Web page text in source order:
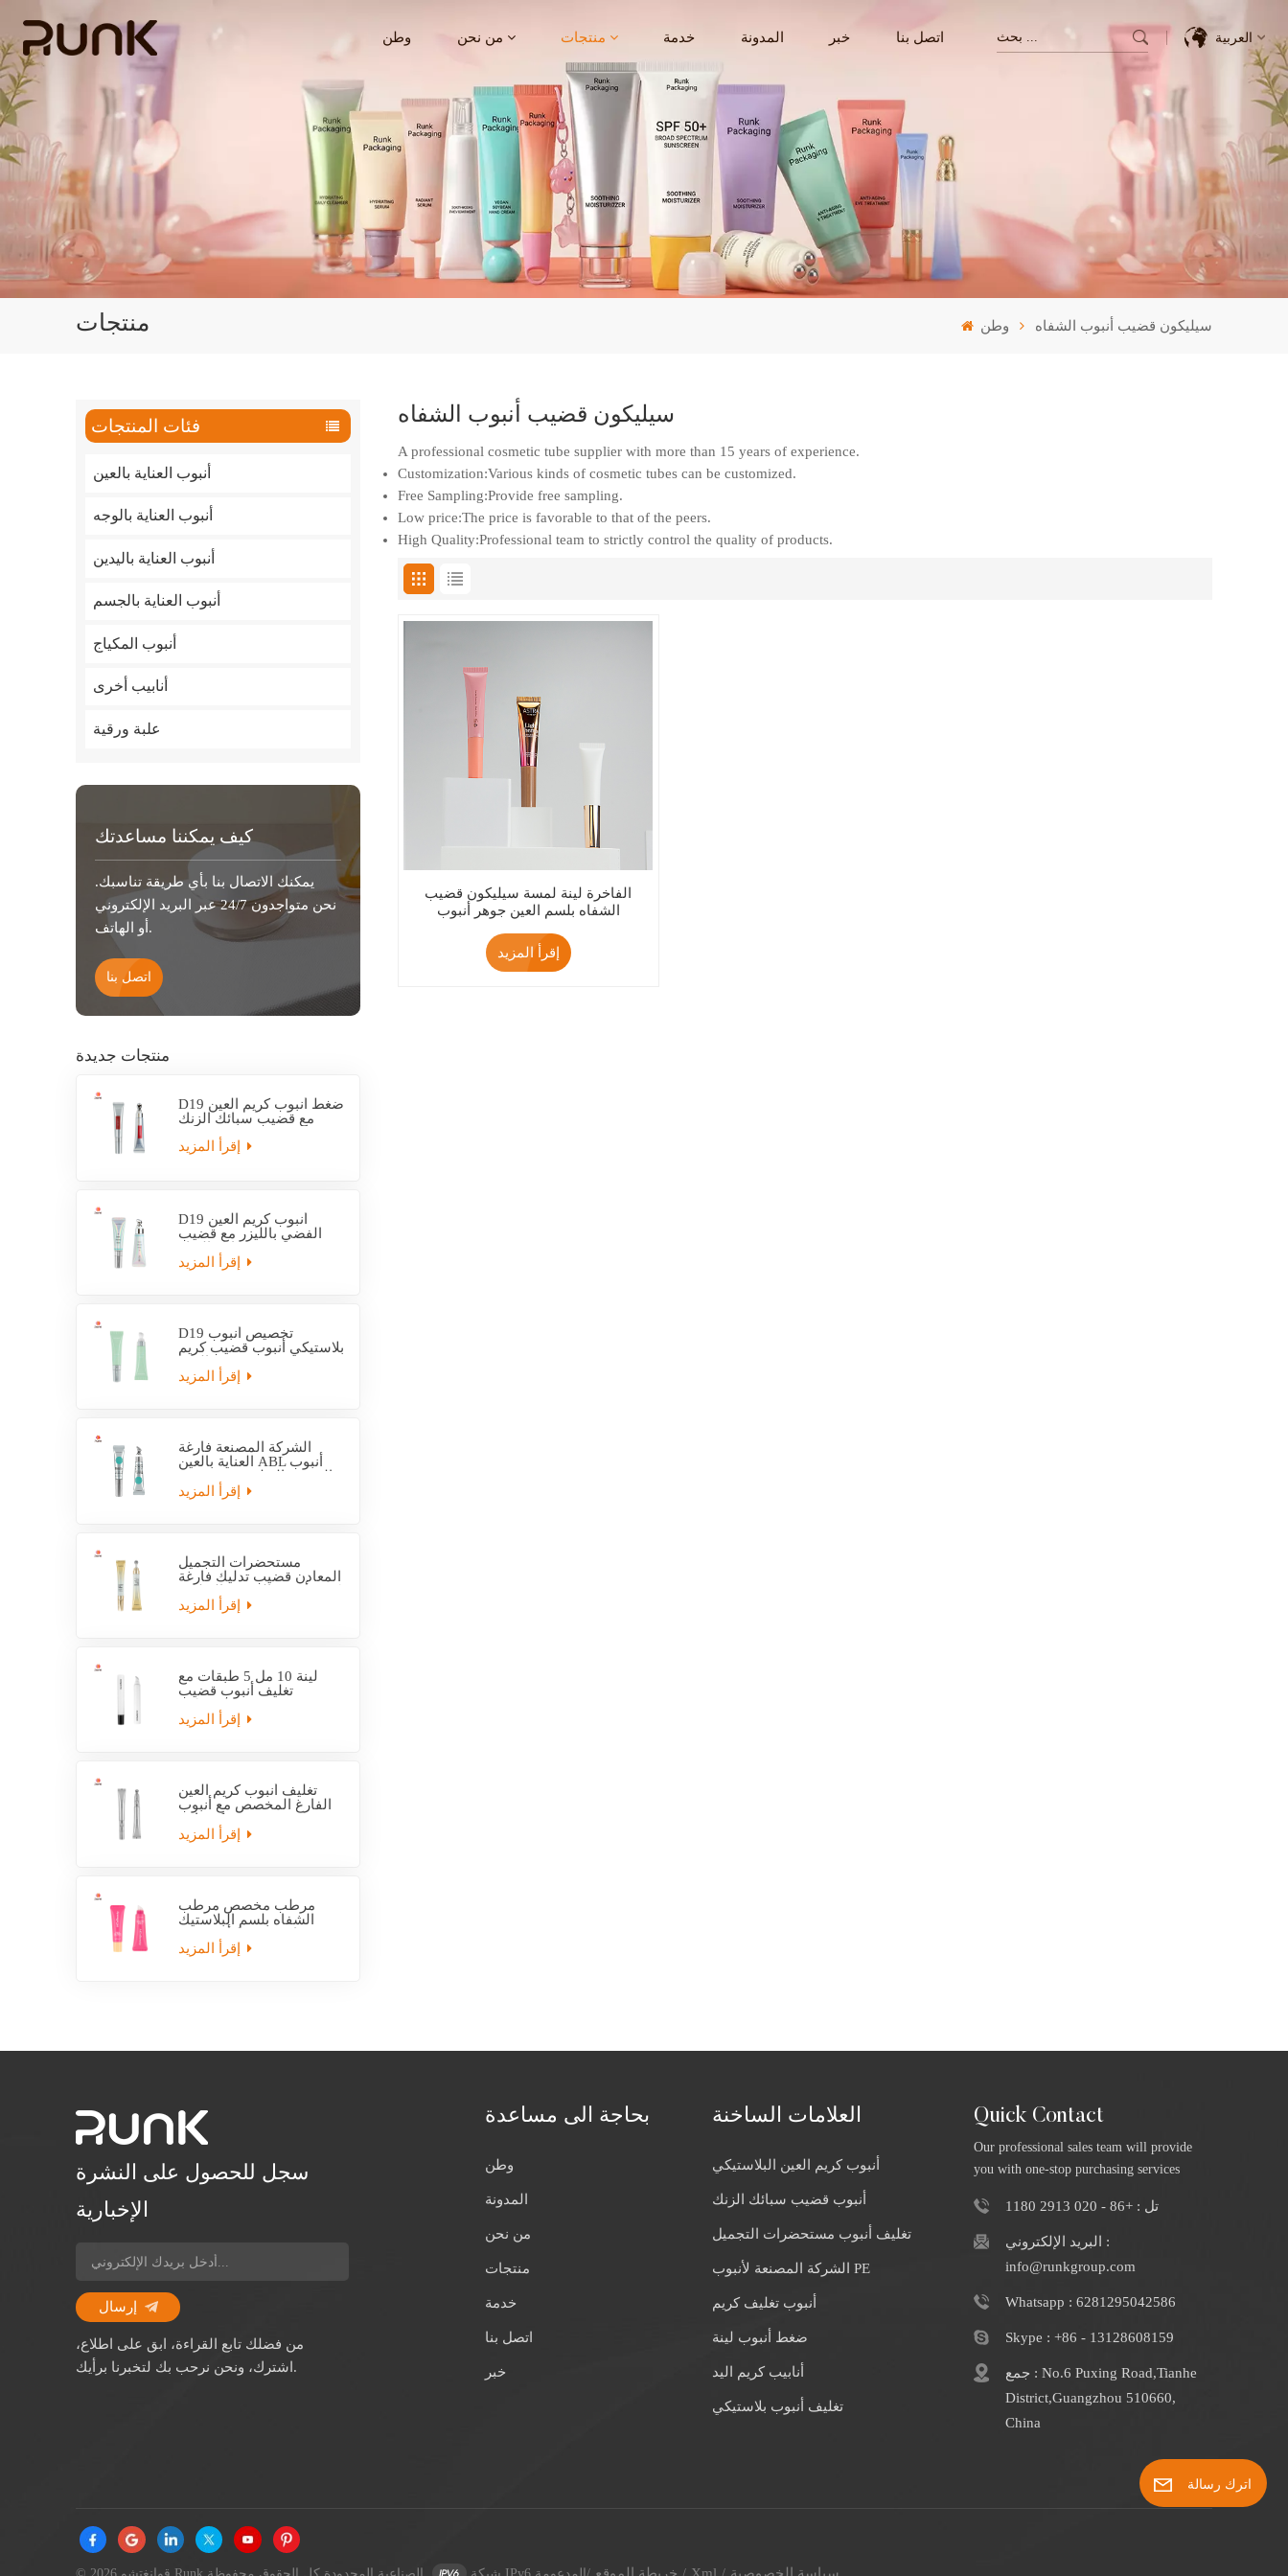
وطن من نحن منتجات خدمة المدونة خبر اتصل بنا العربية
English
Français
Italiano
Pусский
منتجات وطن سيليكون قضيب أنبوب الشفاه
فئات المنتجات
أنبوب العناية بالعين
أنبوب العناية بالوجه
أنبوب العناية باليدين
أنبوب العناية بالجسم
أنبوب المكياج
أنابيب أخرى
علبة ورقية
كيف يمكننا مساعدتك
يمكنك الاتصال بنا بأي طريقة تناسبك.
نحن متواجدون 24/7 عبر البريد الإلكتروني
أو الهاتف.
اتصل بنا
منتجات جديدة
D19 ضغط أنبوب كريم العين
مع قضيب سبائك الزنك
D19 أنبوب كريم العين
الفضي بالليزر مع قضيب
سبائك الزنك
D19 تخصيص أنبوب
بلاستيكي أنبوب قضيب كريم
الشركة المصنعة فارغة
العناية بالعين ABL أنبوب
التعبئة والتغليف مع قضيب
التدليك
مستحضرات التجميل
المعادن قضيب تدليك فارغة
كريم أنبوب التعبئة والتغليف
لينة 10 مل 5 طبقات مع
تغليف أنبوب قضيب
تغليف أنبوب كريم العين
الفارغ المخصص مع أنبوب
قضيب كهربائي
مرطب مخصص مرطب
الشفاه بلسم البلاستيك
فارغة ضغط أنبوب مع
قضيب
سيليكون قضيب أنبوب الشفاه
A professional cosmetic tube supplier with more than 15 years of experience.
Customization:Various kinds of cosmetic tubes can be customized.
Free Sampling:Provide free sampling.
Low price:The price is favorable to that of the peers.
High Quality:Professional team to strictly control the quality of products.
الفاخرة لينة لمسة سيليكون قضيب
الشفاه بلسم العين جوهر أنبوب
إقرأ المزيد
سجل للحصول على النشرة
الإخبارية
إرسال
من فضلك تابع القراءة، ابق على اطلاع،
اشترك، ونحن نرحب بك لتخبرنا برأيك.
بحاجة الى مساعدة
وطن
المدونة
من نحن
منتجات
خدمة
اتصل بنا
خبر
العلامات الساخنة
أنبوب كريم العين البلاستيكي
أنبوب قضيب سبائك الزنك
تغليف أنبوب مستحضرات التجميل
الشركة المصنعة لأنبوب PE
أنبوب تغليف كريم
ضغط أنبوب لينة
أنابيب كريم اليد
تغليف أنبوب بلاستيكي
Quick Contact
Our professional sales team will provide
you with one-stop purchasing services
تل : +86 - 020 2913 1180
البريد الإلكتروني :
info@runkgroup.com
Whatsapp : 6281295042586
Skype : +86 - 13128608159
جمع : No.6 Puxing Road,Tianhe
District,Guangzhou 510660,
China
اترك رسالة